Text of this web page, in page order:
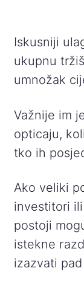
Iskusniji
ukupnu
umnožak
Važnije im
opticaju,
tko ih
Ako veliki
investitori
postoji
istekne
izazvati